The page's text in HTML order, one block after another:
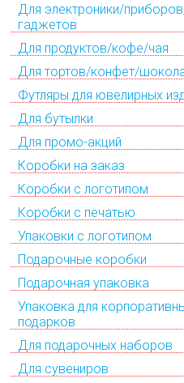
Для электроники/
гаджетов
Для продуктов/кофе/чая
Для тортов/конфет/
Футляры для ювелирных
Для бутылки
Для промо-акций
Коробки на заказ
Коробки с логотипом
Коробки с печатью
Упаковки с логотипом
Подарочные коробки
Подарочная упаковка
Упаковка для
подарков
Для подарочных наборов
Для сувениров